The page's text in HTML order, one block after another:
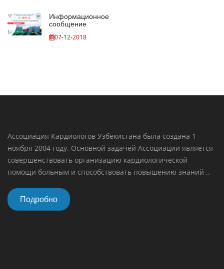
Информационное
сообщение
07-12-2018
Ассоциация Кардиологов Узбекистана была создана 1
ноября 2004 году. Основной задачей Ассоциации является
совершенствовать организацию кардиологической
помощи больным и способствовать повышению знаний ..
Подробно